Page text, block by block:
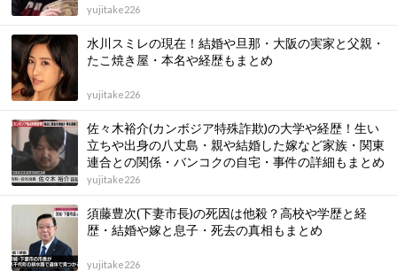
yujitake226
水川スミレの現在！結婚や旦那・大阪の実家と父親・
たこ焼き屋・本名や経歴もまとめ
yujitake226
佐々木裕介(カンボジア特殊詐欺)の大学や経歴！生い
立ちや出身の八丈島・親や結婚した嫁など家族・関東
連合との関係・バンコクの自宅・事件の詳細もまとめ
yujitake226
須藤豊次(下妻市長)の死因は他殺？高校や学歴と経
歴・結婚や嫁と息子・死去の真相もまとめ
yujitake226